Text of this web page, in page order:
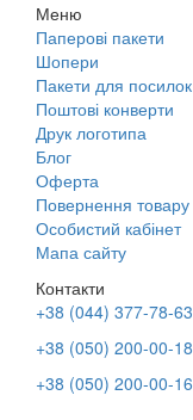
Меню
Паперові пакети
Шопери
Пакети для посилок
Поштові конверти
Друк логотипа
Блог
Оферта
Повернення товару
Особистий кабінет
Мапа сайту
Контакти
+38 (044) 377-78-63
+38 (050) 200-00-18
+38 (050) 200-00-16